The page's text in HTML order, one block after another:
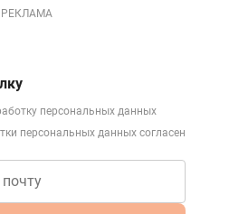
РЕКЛАМА
персональных данных
персональных данных согласен